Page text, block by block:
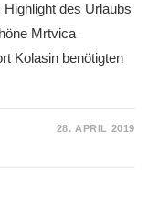
Highlight des Urlaubs
Mrtvica
Kolasin benötigten
28. APRIL 2019